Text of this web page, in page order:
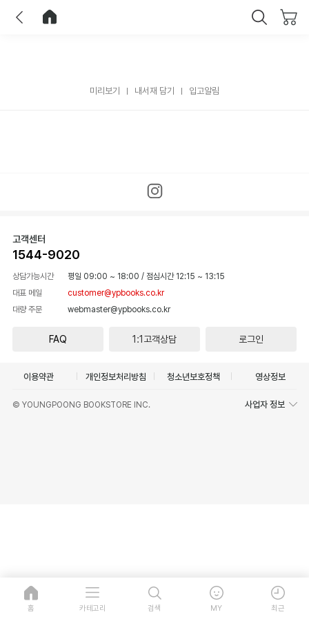
미리보기 내서재 담기 입고알림
고객센터
1544-9020
상담가능시간 평일 09:00 ~ 18:00 / 점심시간 12:15 ~ 13:15
대표 메일
customer@ypbooks.co.kr
대량 주문
webmaster@ypbooks.co.kr
FAQ 1:1고객상담 로그인
이용약관 개인정보처리방침 청소년보호정책 영상정보
© YOUNGPOONG BOOKSTORE INC. 사업자 정보
홈 카테고리 검색 MY 최근